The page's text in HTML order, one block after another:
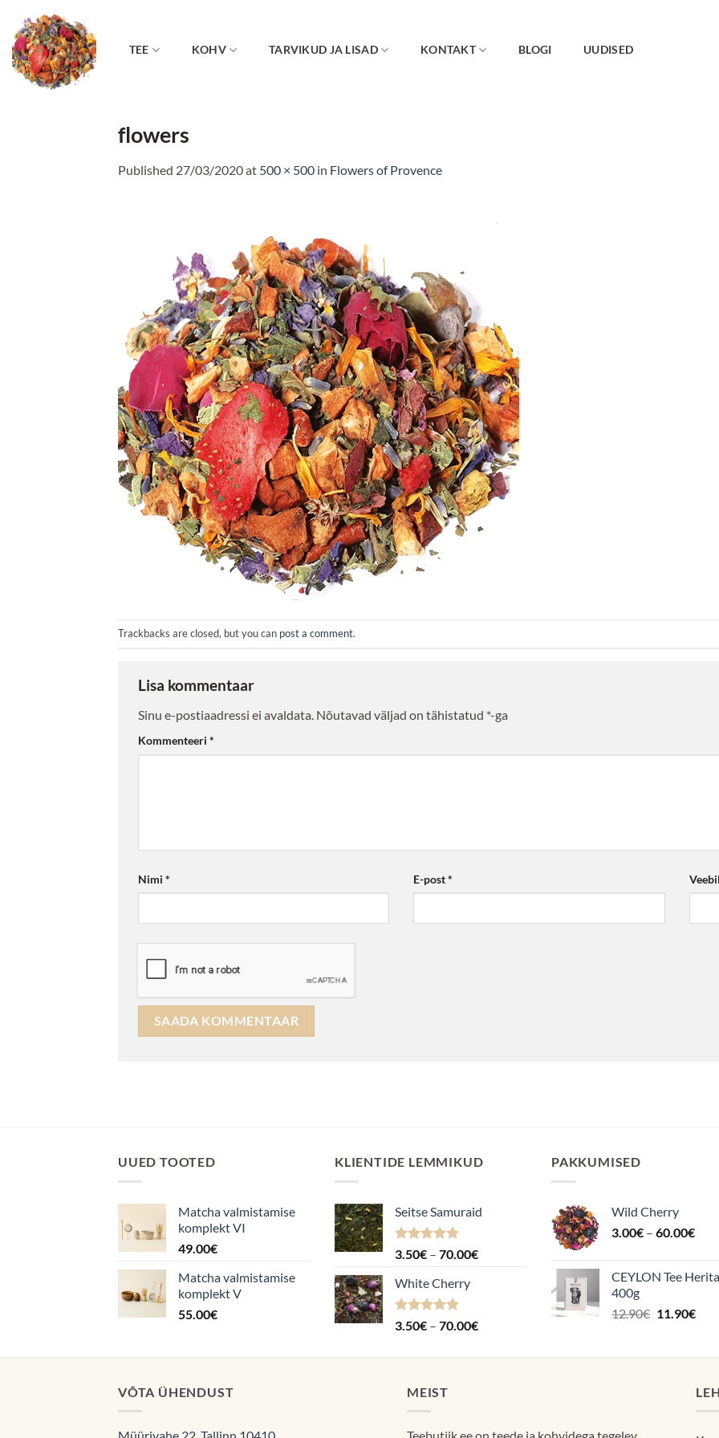
content
TEE KOHV TARVIKUD JA LISAD KONTAKT BLOGI UUDISED
flowers
Published 27/03/2020at 500 × 500 in Flowers of Provence
Trackbacks are closed, but you can post a comment.
Lisa kommentaar
Sinu e-postiaadressi ei avaldata. Nõutavad väljad on tähistatud *-ga
Kommenteeri *
Nimi * E-post*
UUED TOOTED
Matcha valmistamise
komplekt VI
49.00€
Matcha valmistamise
komplekt V
55.00€
KLIENTIDE LEMMIKUD
Seitse Samuraid
Hinnanguga
3.50€ – 70.00€Hinnavahemik:
White Cherry
Hinnanguga
3.50€ – 70.00€Hinnavahemik:
kuni
PAKKUMISED
Wild Cherry
3.00€ – 60.00€
CEYLON Tee
400g
12.90€ Algne
11.90€
VÕTA ÜHENDUST
MEIST